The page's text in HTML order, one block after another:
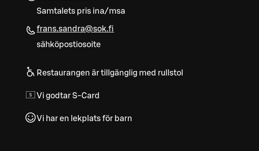
Samtalets pris ina/msa
frans.sandra@sok.fi
sähköpostiosoite
Restaurangen är tillgänglig med rullstol
Vi godtar S-Card
Vi har en lekplats för barn